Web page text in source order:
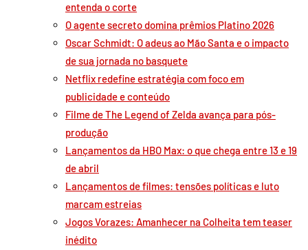
entenda o corte
O agente secreto domina prêmios Platino 2026
Oscar Schmidt: O adeus ao Mão Santa e o impacto
de sua jornada no basquete
Netflix redefine estratégia com foco em
publicidade e conteúdo
Filme de The Legend of Zelda avança para pós-
produção
Lançamentos da HBO Max: o que chega entre 13 e 19
de abril
Lançamentos de filmes: tensões políticas e luto
marcam estreias
Jogos Vorazes: Amanhecer na Colheita tem teaser
inédito